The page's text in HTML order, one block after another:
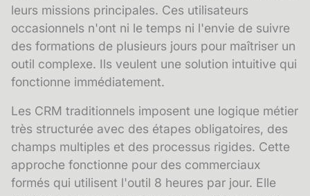
leurs missions principales. Ces utilisateurs
occasionnels n'ont ni le temps ni l'envie de suivre
des formations de plusieurs jours pour maîtriser un
outil complexe. Ils veulent une solution intuitive qui
fonctionne immédiatement.
Les CRM traditionnels imposent une logique métier
très structurée avec des étapes obligatoires, des
champs multiples et des processus rigides. Cette
approche fonctionne pour des commerciaux
formés qui utilisent l'outil 8 heures par jour. Elle